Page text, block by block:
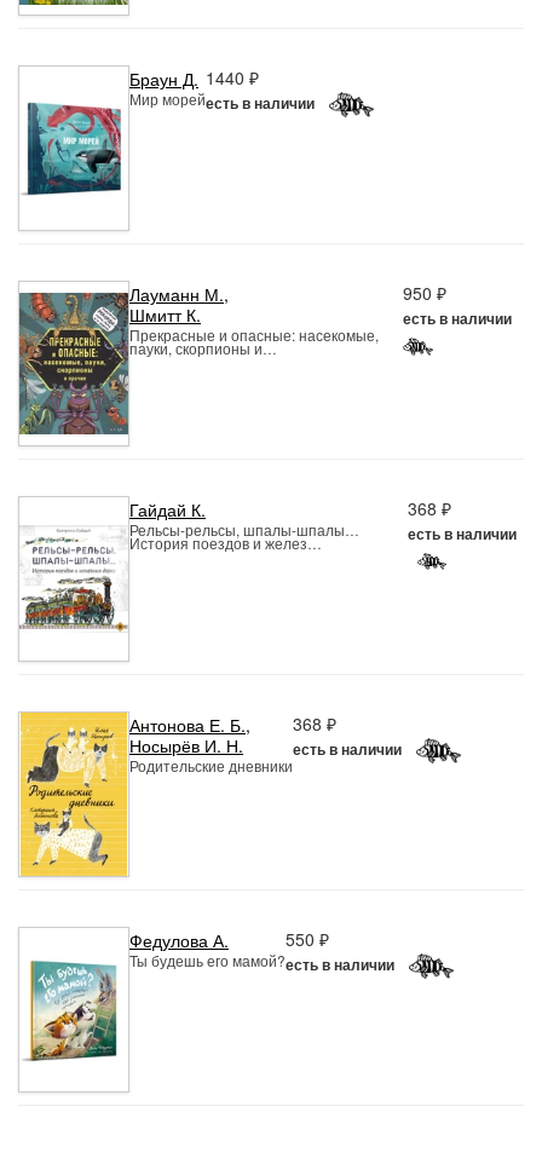
Браун Д.
Мир морей
1440 ₽
есть в наличии
Лауманн М.,
Шмитт К.
Прекрасные и опасные: насекомые,
пауки, скорпионы и…
950 ₽
есть в наличии
Гайдай К.
Рельсы-рельсы, шпалы-шпалы…
История поездов и желез…
368 ₽
есть в наличии
Антонова Е. Б.,
Носырёв И. Н.
Родительские дневники
368 ₽
есть в наличии
Федулова А.
Ты будешь его мамой?
550 ₽
есть в наличии